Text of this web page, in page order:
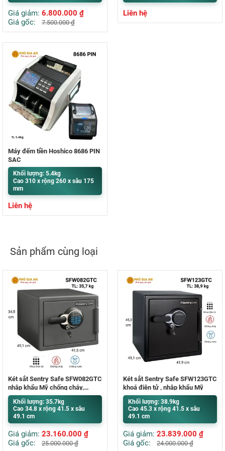
Giá giảm: 6.800.000 ₫
Giá gốc:
7.500.000₫
Liên hệ
Máy đếm tiền Hoshico 8686 PIN
SẠC
Khối lượng: 5.4kg
Cao 310 x rộng 260 x sâu 175
mm
Liên hệ
Sản phẩm cùng loại
Két sắt Sentry Safe SFW082GTC
nhập khẩu Mỹ chống cháy,
chống nước
Khối lượng: 35.7kg
Cao 34.8 x rộng 41.5 x sâu
49.1 cm
Giá giảm: 23.160.000 ₫
Giá gốc:
25.000.000₫
Két sắt Sentry Safe SFW123GTC
khoá điện tử , nhập khẩu Mỹ
Khối lượng: 38.9kg
Cao 45.3 x rộng 41.5 x sâu
49.1 cm
Giá giảm: 23.839.000 ₫
Giá gốc:
24.000.000₫